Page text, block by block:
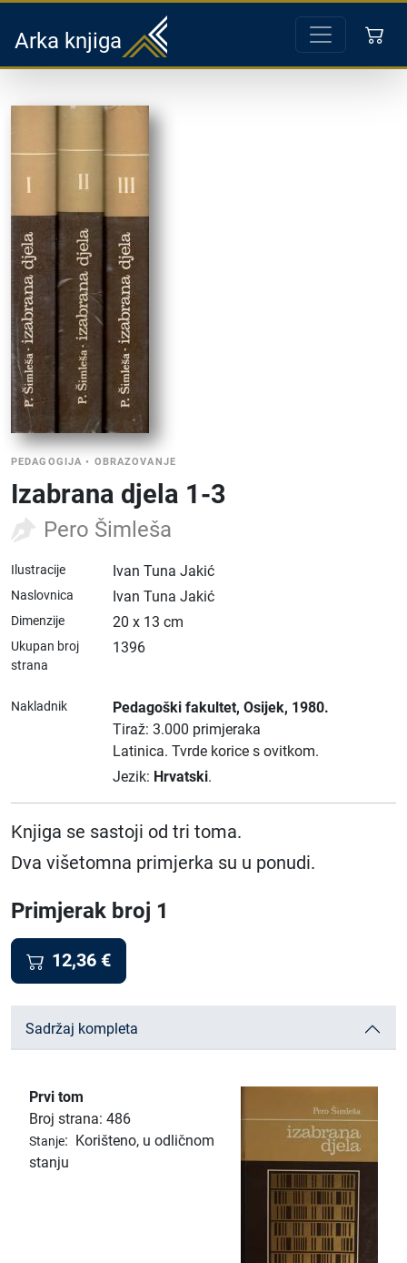
Arka knjiga
PEDAGOGIJA • OBRAZOVANJE
Izabrana djela 1-3
Pero Šimleša
Ilustracije Ivan Tuna Jakić
Naslovnica Ivan Tuna Jakić
Dimenzije 20 x 13 cm
Ukupan broj
strana
1396
Nakladnik Pedagoški fakultet, Osijek, 1980.
Tiraž: 3.000 primjeraka
Latinica. Tvrde korice s ovitkom.
Jezik: Hrvatski.
Knjiga se sastoji od tri toma.
Dva višetomna primjerka su u ponudi.
Primjerak broj 1
12,36 €
Sadržaj kompleta
Prvi tom
Broj strana: 486
Stanje: Korišteno, u odličnom
stanju